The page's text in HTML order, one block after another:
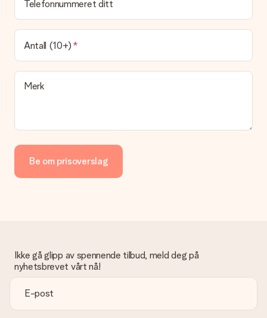
Telefonnummeret ditt
Antall (10+)
Merk
Be om prisoverslag
Ikke gå glipp av spennende tilbud, meld deg på
nyhetsbrevet vårt nå!